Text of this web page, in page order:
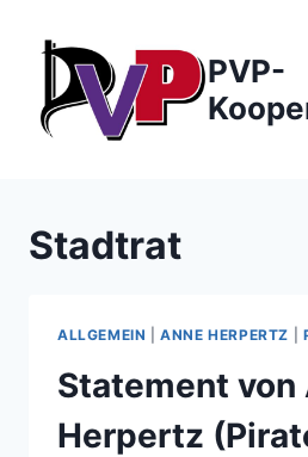
Inhalt
springen
PVP-
Stadtrat
ALLGEMEIN |ANNE HERPERTZ
Statement von
Herpertz